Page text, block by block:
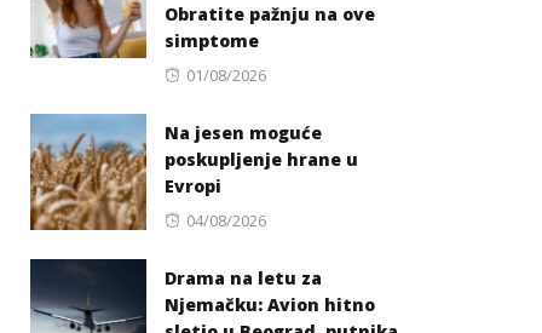
Obratite pažnju na ove
simptome
Posted
01/08/2026
Na jesen moguće
poskupljenje hrane u
Evropi
Posted
04/08/2026
Drama na letu za
Njemačku: Avion hitno